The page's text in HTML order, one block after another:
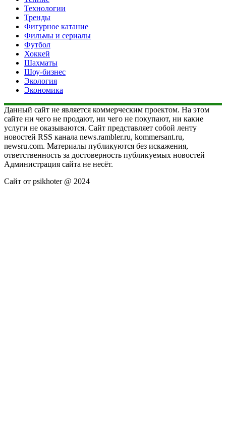
Технологии
Тренды
Фигурное катание
Фильмы и сериалы
Футбол
Хоккей
Шахматы
Шоу-бизнес
Экология
Экономика
Данный сайт не является коммерческим проектом. На этом
сайте ни чего не продают, ни чего не покупают, ни какие
услуги не оказываются. Сайт представляет собой ленту
новостей RSS канала news.rambler.ru, kommersant.ru,
newsru.com. Материалы публикуются без искажения,
ответственность за достоверность публикуемых новостей
Администрация сайта не несёт.
Сайт от psikhoter @ 2024